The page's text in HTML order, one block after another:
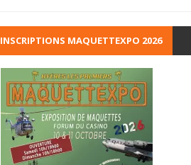
INSCRIPTIONS MAQUETTEXPO 2026